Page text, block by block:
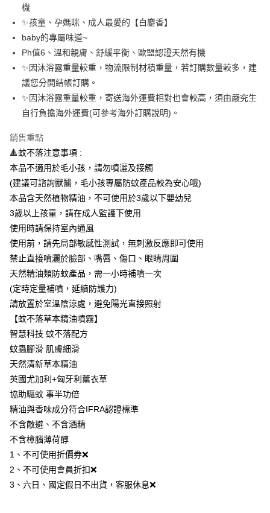
【「AFTEE先享後付」結帳流程】
１．於結帳方式選擇「AFTEE先享後付」後，將跳轉至「AFTEE先享後付」
結帳頁面，進行簡訊認證並確認金額後，即可完成結帳。
２．訂單成立數日內，您將收到繳費通知簡訊。
３．收到繳費通知簡訊後14天內，點擊此簡訊中的連結，可透過四大超商／
ATM／網路銀行／等多元方式進行付款，方視為交易完成。
購買商品的店家。未經商家同意取消之訂單仍視為有效，需透過AFTEE先享
後付繳納相關費用。
※ 交易是否成功請以「AFTEE先享後付 」之結帳頁面顯示為準，若有關於
是否繳費成功／繳費後需取消欲退款等相關疑問，請聯繫「AFTEE先享後付
【注意事項】
１．透過由恩沛科技股份有限公司提供之「AFTEE先享後付」服務完成之交
易，需依本服務之必要範圍內提供個人資料，並將交易相關給付款項請求債
權轉讓予恩沛科技股份有限公司。
２．關於個人資料處理事宜，請瀏覽以下網址：
https://aftee.tw/terms/#terms3
３．未成年的使用者請事先徵得法定代理人或監護人之同意方可使用
「AFTEE先享後付」，若未經同意申辦者引起之損失，本公司不負相關責
任。
４．使用「AFTEE先享後付」時，將依據個別帳號之用戶狀況，依本公司即
時審查核予不同之上限額度；若仍有額度不足之情形，本公司將視審查結果
請求用戶進行身份認證。
恩沛科技股份有限公司將有權停止該用戶之使用額度並採取法律行動。
每筆NT$80，滿NT$1,080(含以上)免運費
每筆NT$80，滿NT$1,080(含以上)免運費
萊爾富-取貨付款
每筆NT$80，滿NT$1,080(含以上)免運費
付款後-萊爾富取貨
7-11-取貨付款
每筆NT$80，滿NT$1,080(含以上)免運費
付款後-7-11取貨
每筆NT$80，滿NT$1,080(含以上)免運費
宅配
每筆NT$80，滿NT$1,080(含以上)免運費
離島-郵局
每筆NT$80，滿NT$1,080(含以上)免運費
新-馬-港-澳-韓/地區配送
機
✨孩童、孕媽咪、成人最愛的【白麝香】
baby的專屬味道~
Ph值6、溫和親膚、舒緩平衡、歐盟認證天然有機
✨因沐浴露重量較重，物流限制材積重量，若訂購數量較多，建
議您分開結帳訂購。
✨因沐浴露重量較重，寄送海外運費相對也會較高，須由嚴究生
自行負擔海外運費(可參考海外訂購說明)。
銷售重點
🔺蚊不落注意事項 :
本品不適用於毛小孩，請勿噴灑及接觸
(建議可諮詢獸醫，毛小孩專屬防蚊產品較為安心哦)
本品含天然植物精油，不可使用於3歲以下嬰幼兒
3歲以上孩童，請在成人監護下使用
使用時請保持室內通風
使用前，請先局部敏感性測試，無刺激反應即可使用
禁止直接噴灑於臉部、嘴唇、傷口、眼睛周圍
天然精油類防蚊產品，需一小時補噴一次
(定時定量補噴，延續防護力)
請放置於室溫陰涼處，避免陽光直接照射
【蚊不落草本精油噴霧】
智慧科技 蚊不落配方
蚊蟲腳滑 肌膚細滑
天然清新草本精油
英國尤加利+匈牙利薰衣草
協助驅蚊 事半功倍
精油與香味成分符合IFRA認證標準
不含敵避、不含酒精
不含樟腦薄荷醇
1、不可使用折價券❌
2、不可使用會員折扣❌
3、六日、國定假日不出貨，客服休息❌